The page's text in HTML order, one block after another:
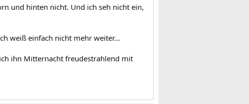
und hinten nicht. Und ich seh nicht ein,
weiß einfach nicht mehr weiter...
ihn Mitternacht freudestrahlend mit